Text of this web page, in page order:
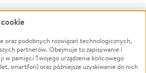
Darczyńca
oraz podobnych rozwiązań technologicznych,
partnerów. Obejmuje to zapisywanie i
w pamięci Twojego urządzenia końcowego
smartfon) oraz późniejsze uzyskiwanie do nich